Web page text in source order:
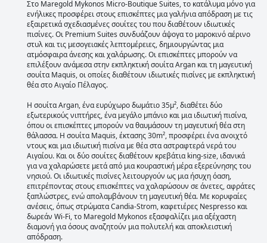
Στο Maregold Mykonos Micro-Boutique Suites, το κατάλυμα μόνο για
ενήλικες προσφέρει στους επισκέπτες μια γαλήνια απόδραση με τις
εξαιρετικά σχεδιασμένες σουίτες του που διαθέτουν ιδιωτικές
πισίνες. Οι Premium Suites συνδυάζουν άψογα το μαροκινό αέρινο
στυλ και τις μεσογειακές λεπτομέρειες, δημιουργώντας μια
ατμόσφαιρα άνεσης και χαλάρωσης. Οι επισκέπτες μπορούν να
επιλέξουν ανάμεσα στην εκπληκτική σουίτα Argan και τη μαγευτική
σουίτα Maquis, οι οποίες διαθέτουν ιδιωτικές πισίνες με εκπληκτική
θέα στο Αιγαίο Πέλαγος.
Η σουίτα Argan, ένα ευρύχωρο δωμάτιο 35μ², διαθέτει δύο
εξωτερικούς νιπτήρες, ένα μεγάλο μπάνιο και μια ιδιωτική πισίνα,
όπου οι επισκέπτες μπορούν να θαυμάσουν τη μαγευτική θέα στη
θάλασσα. Η σουίτα Maquis, έκτασης 30m², προσφέρει ένα ανοιχτό
ντους και μια ιδιωτική πισίνα με θέα στα αστραφτερά νερά του
Αιγαίου. Και οι δύο σουίτες διαθέτουν κρεβάτια king-size, ιδανικά
για να χαλαρώσετε μετά από μια κουραστική μέρα εξερεύνησης του
νησιού. Οι ιδιωτικές πισίνες λειτουργούν ως μια ήσυχη όαση,
επιτρέποντας στους επισκέπτες να χαλαρώσουν σε άνετες, αφράτες
ξαπλώστρες, ενώ απολαμβάνουν τη μαγευτική θέα. Με κορυφαίες
ανέσεις, όπως στρώματα Candia-Strom, καφετιέρες Nespresso και
δωρεάν Wi-Fi, το Maregold Mykonos εξασφαλίζει μια αξέχαστη
διαμονή για όσους αναζητούν μια πολυτελή και αποκλειστική
απόδραση.